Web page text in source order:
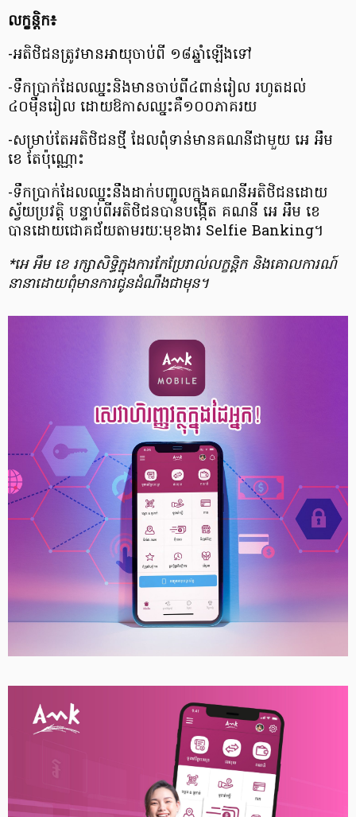
លក្ខន្តិក៖
-អតិថិជនត្រូវមានអាយុចាប់ពី ១៨ឆ្នាំឡើងទៅ
-ទឹកប្រាក់ដែលឈ្នះនិងមានចាប់ពី៤ពាន់រៀល រហូតដល់
៤០ម៉ឹនរៀល ដោយឱកាសឈ្នះគឺ១០០ភាគរយ
-សម្រាប់តែអតិថិជនថ្មី ដែលពុំទាន់មានគណនីជាមួយ​ អេ អឹម
ខេ តែប៉ុណ្ណោះ
-ទឹកប្រាក់ដែលឈ្នះនឹងដាក់បញ្ចូលក្នុងគណនីអតិថិជនដោយ
ស្វ័យប្រវត្តិ បន្ទាប់ពីអតិថិជនបានបង្កើត គណនី អេ អឹម ខេ
បានដោយជោគជ័យតាមរយៈមុខងារ Selfie Banking។
*អេ អឹម ខេ រក្សាសិទ្ធិក្នុងការកែប្រែរាល់លក្ខន្តិក និងគោលការណ៍
នានាដោយពុំមានការជូនដំណឹងជាមុន។